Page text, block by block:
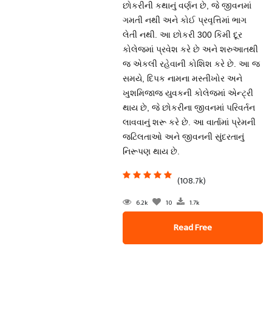
છોકરીની કથાનું વર્ણન છે, જે જીવનમાં
ગમતી નથી અને કોઈ પ્રવૃત્તિમાં ભાગ
લેતી નથી. આ છોકરી 300 કિમી દૂર
કોલેજમાં પ્રવેશ કરે છે અને શરુઆતથી
જ એકલી રહેવાની કોશિશ કરે છે. આ જ
સમયે, દિપક નામના મસ્તીખોર અને
ખુશમિજાજ યુવકની કોલેજમાં એન્ટ્રી
થાય છે, જે છોકરીના જીવનમાં પરિવર્તન
લાવવાનું શરૂ કરે છે. આ વાર્તામાં પ્રેમની
જટિલતાઓ અને જીવનની સુંદરતાનું
નિરૂપણ થાય છે.
(108.7k)
6.2k 10 1.7k
Read Free